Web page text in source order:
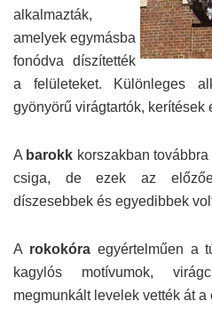
alkalmazták,
amelyek egymásba
fonódva díszítették
a felületeket. Különleges
gyönyörű virágtartók, kerítések
A barokk korszakban
csiga, de ezek az
díszesebbek és egyedibbek
A rokokóraegyértelműen a
kagylós motívumok,
megmunkált levelek vették át